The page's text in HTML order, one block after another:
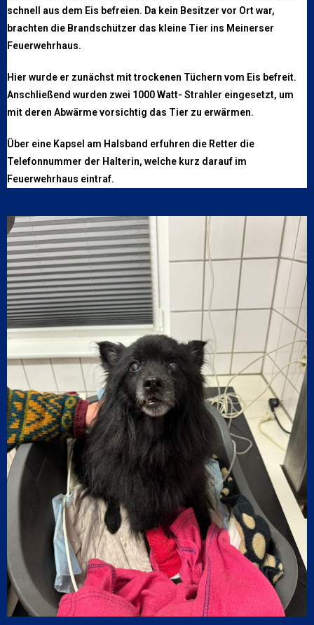
schnell aus dem Eis befreien. Da kein Besitzer vor Ort war,
brachten die Brandschützer das kleine Tier ins Meinerser
Feuerwehrhaus.
Hier wurde er zunächst mit trockenen Tüchern vom Eis befreit.
Anschließend wurden zwei 1000 Watt- Strahler eingesetzt, um
mit deren Abwärme vorsichtig das Tier zu erwärmen.
Über eine Kapsel am Halsband erfuhren die Retter die
Telefonnummer der Halterin, welche kurz darauf im
Feuerwehrhaus eintraf.